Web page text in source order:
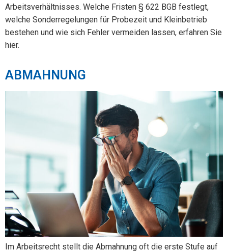
Arbeitsverhältnisses. Welche Fristen § 622 BGB festlegt,
welche Sonderregelungen für Probezeit und Kleinbetrieb
bestehen und wie sich Fehler vermeiden lassen, erfahren Sie
hier.
ABMAHNUNG
Im Arbeitsrecht stellt die Abmahnung oft die erste Stufe auf